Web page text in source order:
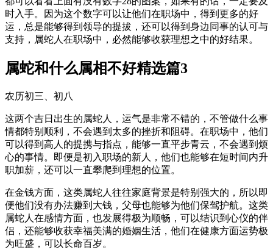
时入手。因为这个数字可以让他们在职场中，得到更多的好
运，总是能够得到领导的提拔，还可以得到身边同事的认可与
支持，属蛇人在职场中，必然能够收获理想之中的好结果。
属蛇和什么属相不好精选篇3
农历初三、初八
这两个吉日出生的属蛇人，运气是非常不错的，不管做什么事
情都特别顺利，不会遇到太多的挫折和阻碍。在职场中，他们
可以得到高人的提携与指点，能够一直平步青云，不会遇到烦
心的事情。即便是初入职场的新人，他们也能够在短时间内升
职加薪，还可以一直攀爬到理想的位置。
在金钱方面，这类属蛇人往往家庭背景是特别强大的，所以即
便他们没有办法赚到大钱，父母也能够为他们保驾护航。这类
属蛇人在感情方面，也发展得极为顺畅，可以结识到心仪的伴
侣，还能够收获幸福美满的婚姻生活，他们在健康方面运势极
为旺盛，可以长命百岁。